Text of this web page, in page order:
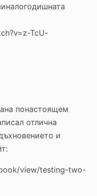
TcU-
понастоящем
отлична
и
view/testing-two-